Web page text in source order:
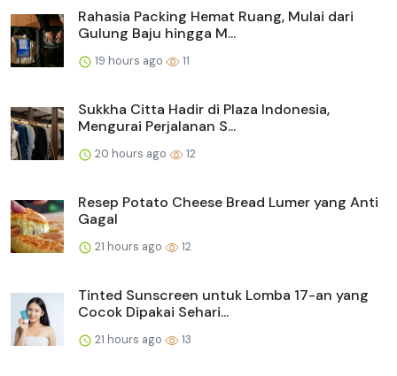
Rahasia Packing Hemat Ruang, Mulai dari
Gulung Baju hingga M...
19 hours ago 11
Sukkha Citta Hadir di Plaza Indonesia,
Mengurai Perjalanan S...
20 hours ago 12
Resep Potato Cheese Bread Lumer yang Anti
Gagal
21 hours ago 12
Tinted Sunscreen untuk Lomba 17-an yang
Cocok Dipakai Sehari...
21 hours ago 13